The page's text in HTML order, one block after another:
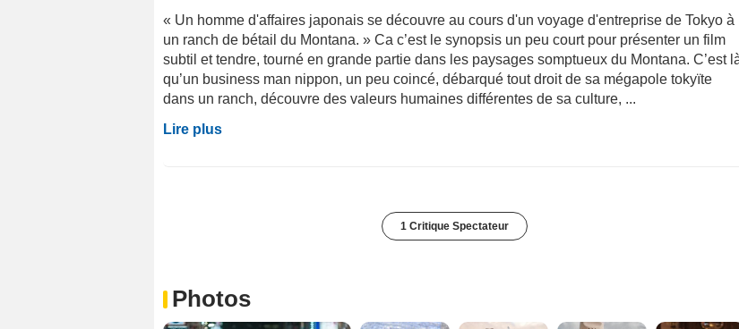
« Un homme d'affaires japonais se découvre au cours d'un voyage d'entreprise de Tokyo à
un ranch de bétail du Montana. » Ca c’est le synopsis un peu court pour présenter un film
subtil et tendre, tourné en grande partie dans les paysages somptueux du Montana. C’est
qu’un business man nippon, un peu coincé, débarqué tout droit de sa mégapole tokyïte
dans un ranch, découvre des valeurs humaines différentes de sa culture, ...
Lire plus
1 Critique Spectateur
Photos